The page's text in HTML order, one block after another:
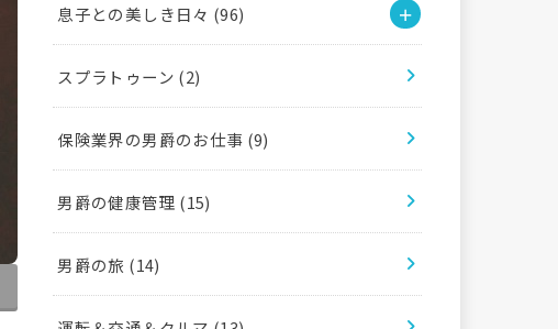
息子との美しき日々 (96)
スプラトゥーン (2)
保険業界の男爵のお仕事 (9)
男爵の健康管理 (15)
男爵の旅 (14)